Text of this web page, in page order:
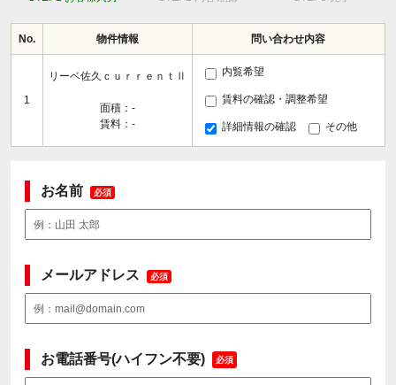
No. 物件情報 問い合わせ内容
1
リーベ佐久ｃｕｒｒｅｎｔⅡ
面積：-
賃料：-
内覧希望
賃料の確認・調整希望
詳細情報の確認 その他
お名前 必須
メールアドレス 必須
お電話番号(ハイフン不要) 必須